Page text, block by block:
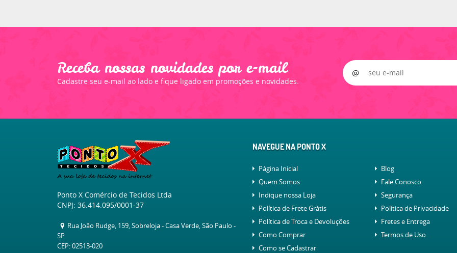
Receba nossas novidades por e-mail
Cadastre seu e-mail ao lado e fique ligado em promoções e novidades.
Ponto X Comércio de Tecidos Ltda
CNPJ: 36.414.095/0001-37
Rua João Rudge, 159, Sobreloja-Casa Verde, São Paulo -
SP
CEP: 02513-020
NAVEGUE NA PONTO X
Página Inicial
Blog
Quem Somos
Fale Conosco
Indique nossa Loja
Segurança
Política de Frete Grátis
Política de Privacidade
Política de Troca e Devoluções
Fretes e Entrega
Como Comprar
Termos de Uso
Como se Cadastrar